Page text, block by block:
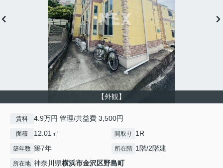
【外観】
賃料 4.9万円 管理/共益費 3,500円
面積 12.01㎡ 間取り 1R
築年数 築7年 所在階 1階/2階建
所在地 神奈川県横浜市金沢区野島町